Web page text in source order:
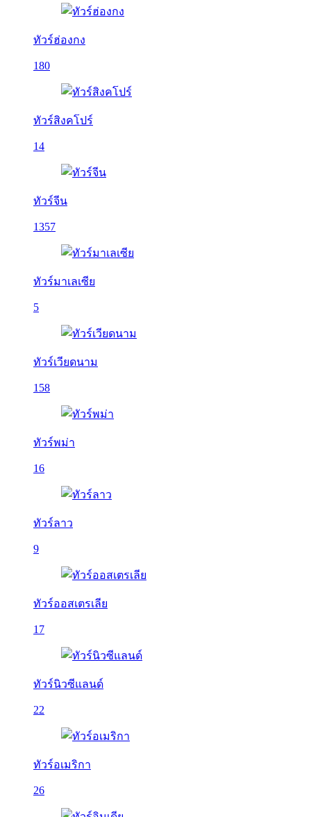
ทัวร์ฮ่องกง
180
ทัวร์สิงคโปร์
14
ทัวร์จีน
1357
ทัวร์มาเลเซีย
5
ทัวร์เวียดนาม
158
ทัวร์พม่า
16
ทัวร์ลาว
9
ทัวร์ออสเตรเลีย
17
ทัวร์นิวซีแลนด์
22
ทัวร์อเมริกา
26